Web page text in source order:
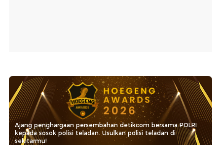
Ajang penghargaan persembahan detikcom bersama POLRI
kepada sosok polisi teladan. Usulkan polisi teladan di
sekitarmu!